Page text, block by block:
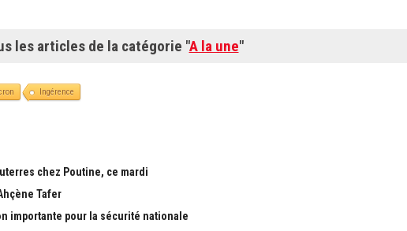
les articles de la catégorie "A la une"
Ingérence
chez Poutine, ce mardi
Tafer
importante pour la sécurité nationale